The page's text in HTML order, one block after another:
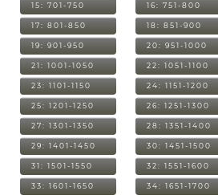
15: 701-750 16: 751-800
17: 801-850 18: 851-900
19: 901-950 20: 951-1000
21: 1001-1050 22: 1051-1100
23: 1101-1150 24: 1151-1200
25: 1201-1250 26: 1251-1300
27: 1301-1350 28: 1351-1400
29: 1401-1450 30: 1451-1500
31: 1501-1550 32: 1551-1600
33: 1601-1650 34: 1651-1700